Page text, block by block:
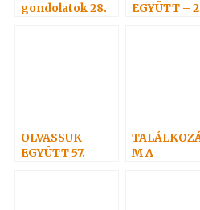
gondolatok 28.
EGYÜTT –
OLVASSUK
EGYÜTT 57.
M A